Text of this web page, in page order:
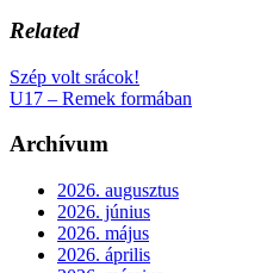
Related
Szép volt srácok!
U17 – Remek formában
Archívum
2026. augusztus
2026. június
2026. május
2026. április